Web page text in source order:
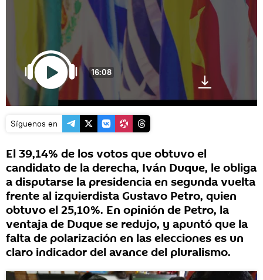
16:08
Síguenos en
El 39,14% de los votos que obtuvo el
candidato de la derecha, Iván Duque, le obliga
a disputarse la presidencia en segunda vuelta
frente al izquierdista Gustavo Petro, quien
obtuvo el 25,10%. En opinión de Petro, la
ventaja de Duque se redujo, y apuntó que la
falta de polarización en las elecciones es un
claro indicador del avance del pluralismo.